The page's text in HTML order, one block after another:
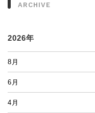
ARCHIVE
2026年
8月
6月
4月